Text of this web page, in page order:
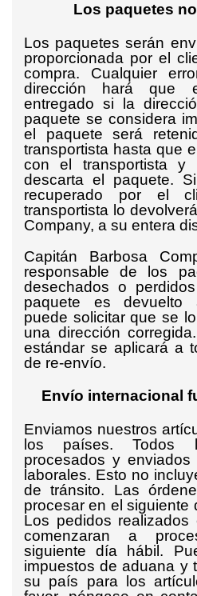
Los paquetes
Los paquetes serán
proporcionada por el
compra. Cualquier
dirección hará que
entregado si la
paquete se considera
el paquete será
transportista hasta que
con el transportista y
descarta el paquete.
recuperado por el
transportista lo
Company, a su entera
Capitán Barbosa
responsable de los
desechados o
paquete es devuelto
puede solicitar que se
una dirección
estándar se aplicará a
de re-envío.
Envío internacional
Enviamos nuestros
los países. Todos
procesados y
laborales. Esto no
de tránsito. Las
procesar en el siguiente
Los pedidos
comenzaran a
siguiente día hábil.
impuestos de aduana y
su país para los